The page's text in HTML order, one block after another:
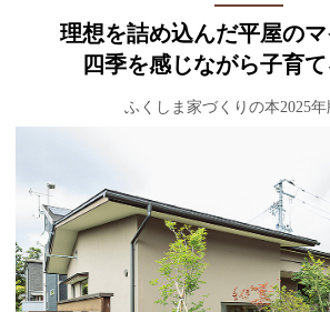
理想を詰め込んだ平屋の
四季を感じながら子育
ふくしま家づくりの本2025年